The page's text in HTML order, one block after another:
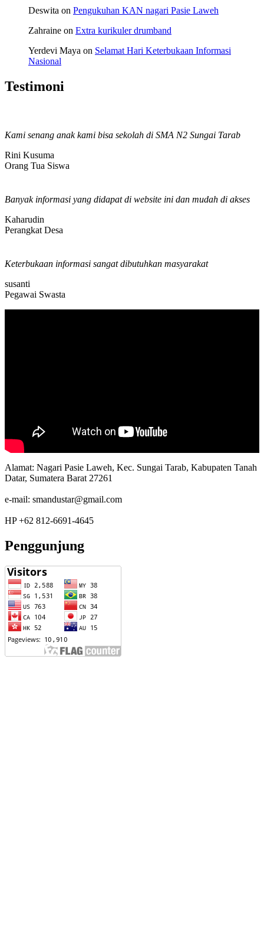
Deswita on Pengukuhan KAN nagari Pasie Laweh
Zahraine on Extra kurikuler drumband
Yerdevi Maya on Selamat Hari Keterbukaan Informasi
Nasional
Testimoni
Kami senang anak kami bisa sekolah di SMA N2 Sungai Tarab
Rini Kusuma
Orang Tua Siswa
Banyak informasi yang didapat di website ini dan mudah di akses
Kaharudin
Perangkat Desa
Keterbukaan informasi sangat dibutuhkan masyarakat
susanti
Pegawai Swasta
Alamat: Nagari Pasie Laweh, Kec. Sungai Tarab, Kabupaten Tanah
Datar, Sumatera Barat 27261
e-mail: smandustar@gmail.com
HP +62 812-6691-4645
Penggunjung